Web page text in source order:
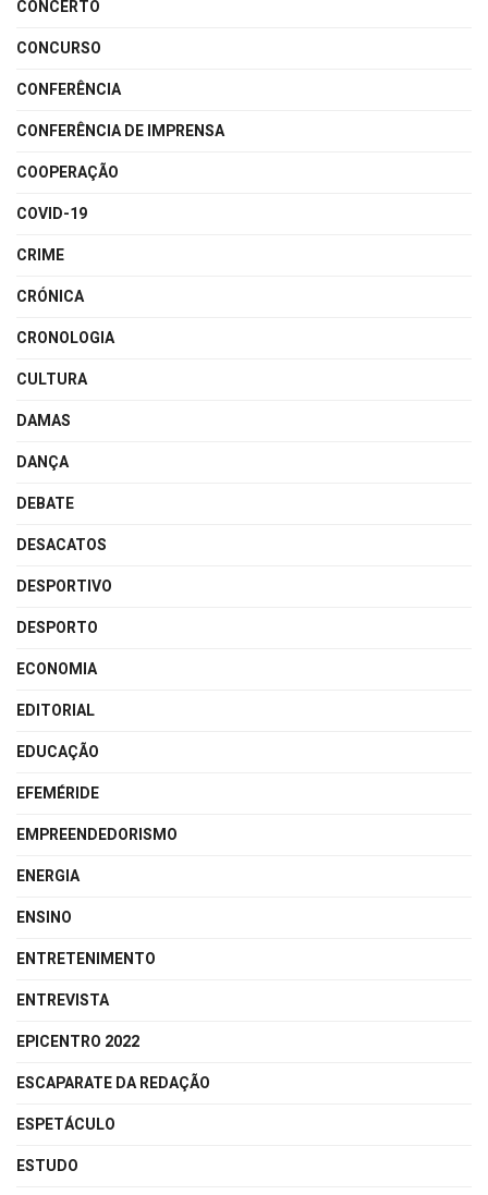
CONCERTO
CONCURSO
CONFERÊNCIA
CONFERÊNCIA DE IMPRENSA
COOPERAÇÃO
COVID-19
CRIME
CRÓNICA
CRONOLOGIA
CULTURA
DAMAS
DANÇA
DEBATE
DESACATOS
DESPORTIVO
DESPORTO
ECONOMIA
EDITORIAL
EDUCAÇÃO
EFEMÉRIDE
EMPREENDEDORISMO
ENERGIA
ENSINO
ENTRETENIMENTO
ENTREVISTA
EPICENTRO 2022
ESCAPARATE DA REDAÇÃO
ESPETÁCULO
ESTUDO